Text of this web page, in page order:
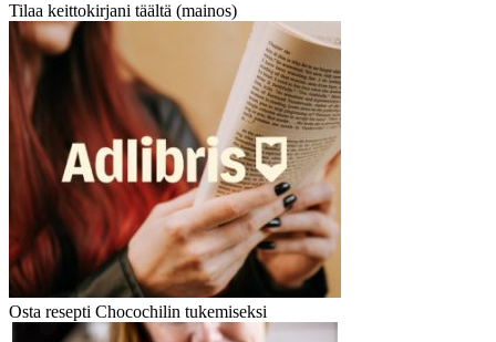
Tilaa keittokirjani täältä (mainos)
Osta resepti Chocochilin tukemiseksi